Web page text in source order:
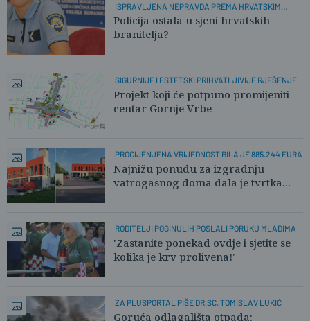
ISPRAVLJENA NEPRAVDA PREMA HRVATSKIM
POLICAJCIMA
Policija ostala u sjeni hrvatskih
branitelja?
SIGURNIJE I ESTETSKI PRIHVATLJIVIJE RJEŠENJE
Projekt koji će potpuno promijeniti
centar Gornje Vrbe
PROCIJENJENA VRIJEDNOST BILA JE 885.244 EURA
Najnižu ponudu za izgradnju
vatrogasnog doma dala je tvrtka...
RODITELJI POGINULIH POSLALI PORUKU MLADIMA
'Zastanite ponekad ovdje i sjetite se
kolika je krv prolivena!'
ZA PLUSPORTAL PIŠE DR.SC. TOMISLAV LUKIĆ
Goruća odlagališta otpada: